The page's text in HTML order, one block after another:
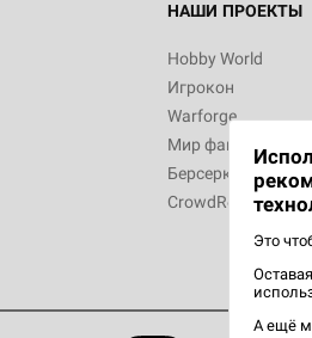
НАШИ ПРОЕКТЫ
Hobby World
Игрокон
Warforge
Мир фантастики
Берсерк
CrowdRepublic
Это
А ещё